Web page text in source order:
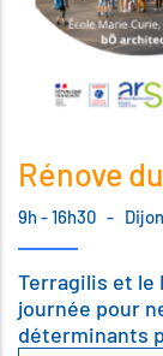
Rénove
9h - 16h30 - Dijon
Terragilis et le
journée pour
déterminants